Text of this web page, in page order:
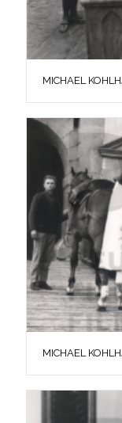
MICHAEL
MICHAEL